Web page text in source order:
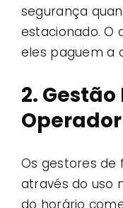
segurança
estacionado. O
eles paguem a
2. Gestão
Os gestores
através do uso
do horário